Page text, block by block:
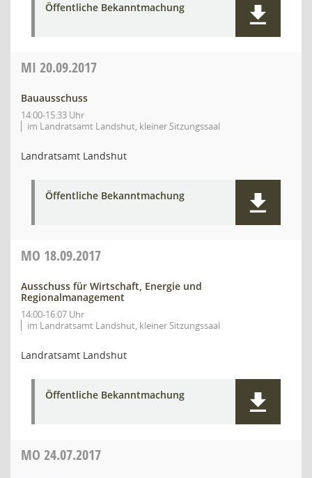
Öffentliche Bekanntmachung
MI 20.09.2017
Bauausschuss
14:00-15:33 Uhr
im Landratsamt Landshut, kleiner Sitzungssaal
Landratsamt Landshut
Öffentliche Bekanntmachung
MO 18.09.2017
Ausschuss für Wirtschaft, Energie und
Regionalmanagement
14:00-16:07 Uhr
im Landratsamt Landshut, kleiner Sitzungssaal
Landratsamt Landshut
Öffentliche Bekanntmachung
MO 24.07.2017